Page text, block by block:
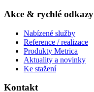
Akce & rychlé odkazy
Nabízené služby
Reference / realizace
Produkty Metrica
Aktuality a novinky
Ke stažení
Kontakt